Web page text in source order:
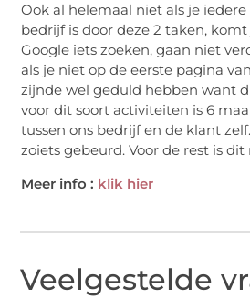
Ook al helemaal niet als je
bedrijf is door deze 2 taken,
Google iets zoeken, gaan niet
als je niet op de eerste pagina
zijnde wel geduld hebben want
voor dit soort activiteiten is 6
tussen ons bedrijf en de klant
zoiets gebeurd. Voor de rest is dit
Meer info : klik hier
Veelgestelde